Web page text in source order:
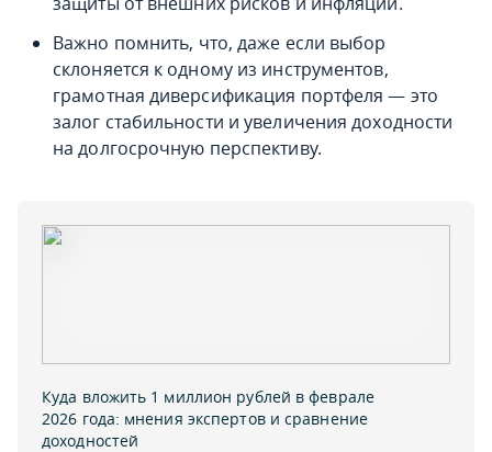
Важно помнить, что, даже если выбор
склоняется к одному из инструментов,
грамотная диверсификация портфеля — это
залог стабильности и увеличения доходности
на долгосрочную перспективу.
Куда вложить 1 миллион рублей в феврале
2026 года: мнения экспертов и сравнение
доходностей